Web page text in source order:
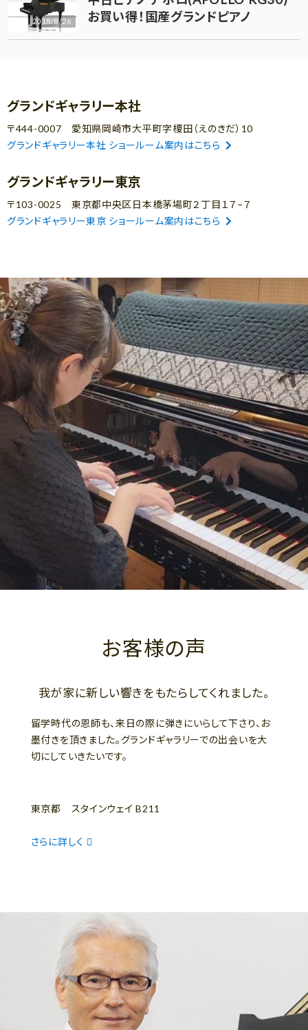
2018/8/26
お買い得！国産グランドピアノ
グランドギャラリー本社
〒444-0007 愛知県岡崎市大平町字榎田（えのきだ）10
グランドギャラリー本社 ショールーム案内はこちら
グランドギャラリー東京
〒103-0025 東京都中央区日本橋茅場町２丁目１７−７
グランドギャラリー東京 ショールーム案内はこちら
お客様の声
我が家に新しい響きをもたらしてくれました。
留学時代の恩師も、来日の際に弾きにいらして下さり、お
墨付きを頂きました。グランドギャラリーでの出会いを大
切にしていきたいです。
東京都 スタインウェイ B211
さらに詳しく